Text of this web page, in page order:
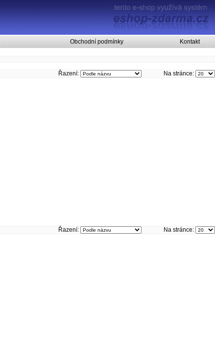
Obchodní podmínky Kontakt
Řazení:
Na stránce:
Řazení: Na stránce: